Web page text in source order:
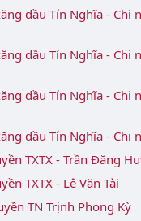
dầu Tín Nghĩa - Chi
dầu Tín Nghĩa - Chi
dầu Tín Nghĩa - Chi
dầu Tín Nghĩa - Chi
TXTX - Trần Đăng
TXTX - Lê Văn Tài
TN Trịnh Phong Kỳ